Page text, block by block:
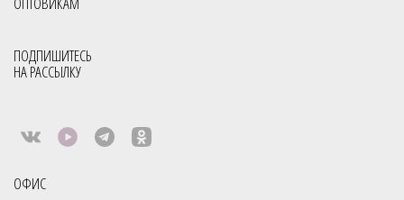
ПОДПИШИТЕСЬ
НА РАССЫЛКУ
ОФИС